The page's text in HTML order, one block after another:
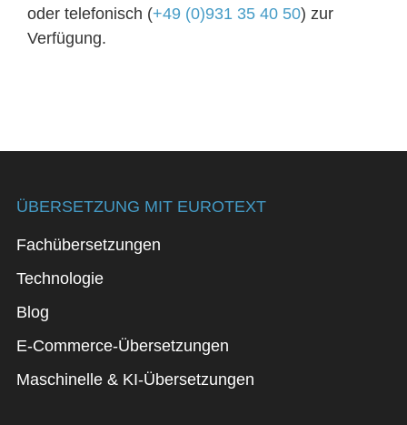
oder telefonisch (+49 (0)931 35 40 50) zur
Verfügung.
ÜBERSETZUNG MIT EUROTEXT
Fachübersetzungen
Technologie
Blog
E-Commerce-Übersetzungen
Maschinelle & KI-Übersetzungen